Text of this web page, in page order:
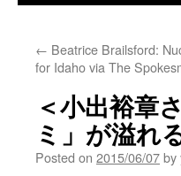
← Beatrice Brailsford:
for Idaho via The
＜小出裕章
ミ」が溢れ
Posted on 2015/06/07by